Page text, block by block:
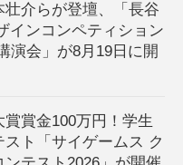
介らが登壇、「長谷
インコンペティション
演会」が8月19日に開
賞賞金100万円！学生
ト「サイゲームス ク